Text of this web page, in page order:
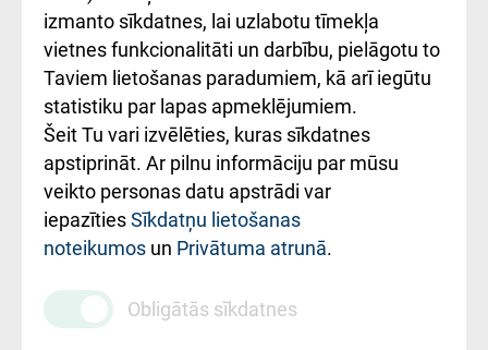
Kā pie mums nokļūt
Rēķinu apmaksas
ceļvedis
Rekvizīti un
ārstniecības
iestādes kods
010000234
Maksas
pakalpojumu
izmanto sīkdatnes, lai uzlabotu tīmekļa
vietnes funkcionalitāti un darbību, pielāgotu to
Taviem lietošanas paradumiem, kā arī iegūtu
statistiku par lapas apmeklējumiem.
Šeit Tu vari izvēlēties, kuras sīkdatnes
apstiprināt. Ar pilnu informāciju par mūsu
veikto personas datu apstrādi var
iepazītiesSīkdatņu lietošanas
noteikumos un Privātuma atrunā.
Obligātās sīkdatnes